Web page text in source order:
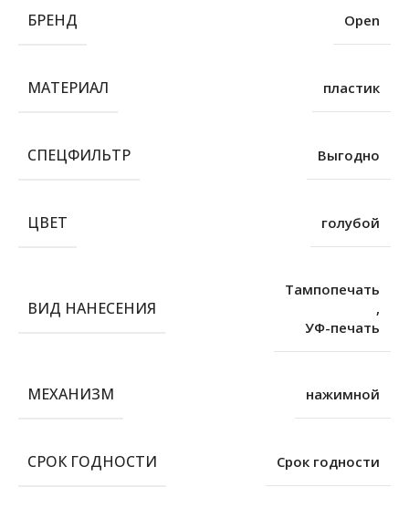
БРЕНД Open
МАТЕРИАЛ пластик
СПЕЦФИЛЬТР Выгодно
ЦВЕТ голубой
ВИД НАНЕСЕНИЯ
Тампопечать
,
УФ-печать
МЕХАНИЗМ нажимной
СРОК ГОДНОСТИ Срок годности